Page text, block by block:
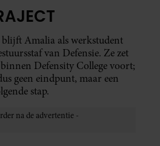
Amalia als werkstudent
van Defensie. Ze zet
Defensity College voort;
geen eindpunt, maar een
stap.